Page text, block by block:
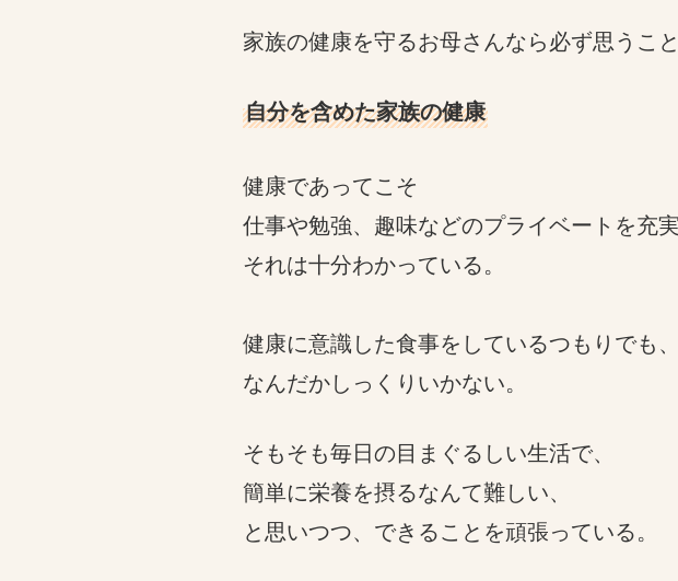
家族の健康を守るお母さんなら必ず思うこと
自分を含めた家族の健康
健康であってこそ
仕事や勉強、趣味などのプライベートを充実
それは十分わかっている。
健康に意識した食事をしているつもりでも、
なんだかしっくりいかない。
そもそも毎日の目まぐるしい生活で、
簡単に栄養を摂るなんて難しい、
と思いつつ、できることを頑張っている。